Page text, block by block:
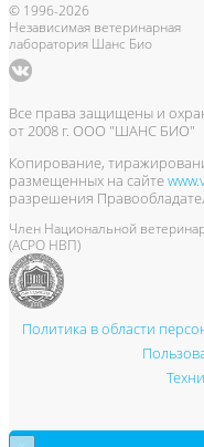
© 1996-2026
Независимая ветеринарная
лаборатория Шанс Био
Все права защищены и
от 2008 г. ООО "ШАНС БИО"
Копирование,
размещенных на сайте
разрешения
Член Национальной
(АСРО НВП)
Политика в области